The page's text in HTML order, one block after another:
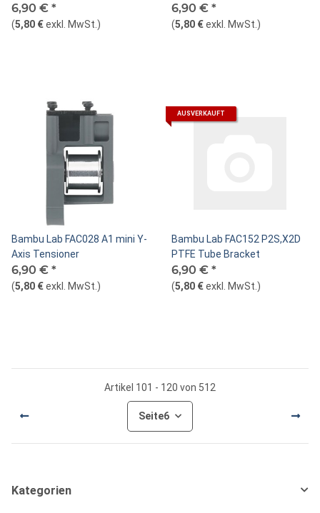
6,90 € *
(5,80 €exkl. MwSt. )
6,90 € *
(5,80 €exkl. MwSt. )
Bambu Lab FAC028 A1 mini Y-
Axis Tensioner
6,90 € *
(5,80 €exkl. MwSt. )
AUSVERKAUFT
Bambu Lab FAC152 P2S,X2D
PTFE Tube Bracket
6,90 € *
(5,80 €exkl. MwSt. )
Artikel 101 - 120 von 512
Seite6
Kategorien